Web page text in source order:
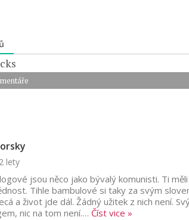
lety
jsou něco jako bývalý komunisti. Ti
Tihle bambulové si taky za svým
a život jde dál. Žádný užitek z nich není.
nic na tom není.… Číst vice »